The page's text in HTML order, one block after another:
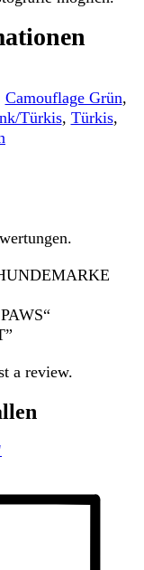
Camouflage Grün,
Türkis, Türkis,
a review.